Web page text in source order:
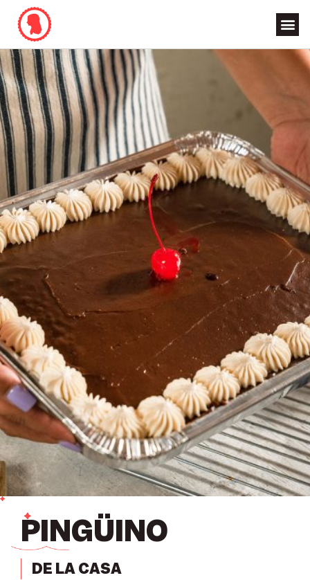
PINGÜINO
DE LA CASA